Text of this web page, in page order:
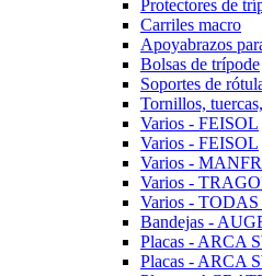
Protectores de
Carriles macro
Apoyabrazos
Bolsas de trípode
Soportes de
Tornillos,
Varios - FEISOL
Varios - FEISOL
Varios -
Varios -
Varios -
Bandejas -
Placas - ARCA
Placas - ARCA